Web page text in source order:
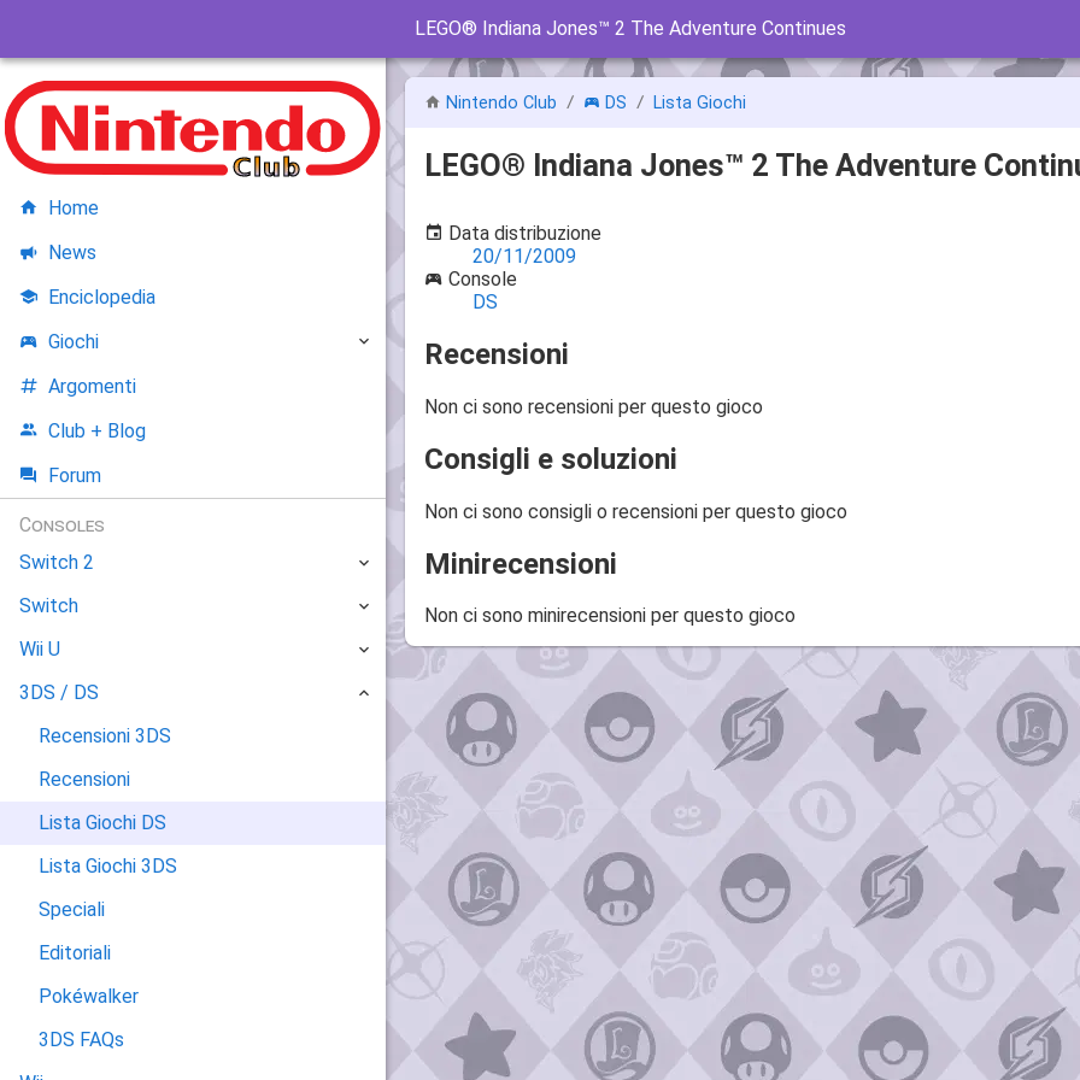
LEGO® Indiana Jones™ 2 The Adventure Continues
Nintendo Club DS Lista Giochi
LEGO® Indiana Jones™ 2 The Adventure
Data distribuzione
20/11/2009
Console
DS
Recensioni
Non ci sono recensioni per questo gioco
Consigli e soluzioni
Non ci sono consigli o recensioni per questo gioco
Minirecensioni
Non ci sono minirecensioni per questo gioco
Home
News
Enciclopedia
Giochi
Argomenti
Club + Blog
Forum
Consoles
Switch 2
Switch
Wii U
3DS / DS
Recensioni 3DS
Recensioni
Lista Giochi DS
Lista Giochi 3DS
Speciali
Editoriali
Pokéwalker
3DS FAQs